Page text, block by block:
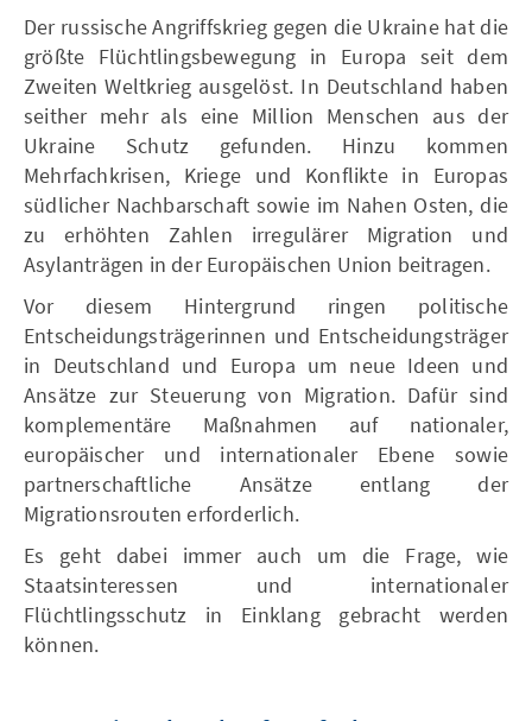
Der russische Angriffskrieg gegen die Ukraine hat die
größte Flüchtlingsbewegung in Europa seit dem
Zweiten Weltkrieg ausgelöst. In Deutschland haben
seither mehr als eine Million Menschen aus der
Ukraine Schutz gefunden. Hinzu kommen
Mehrfachkrisen, Kriege und Konflikte in Europas
südlicher Nachbarschaft sowie im Nahen Osten, die
zu erhöhten Zahlen irregulärer Migration und
Asylanträgen in der Europäischen Union beitragen.
Vor diesem Hintergrund ringen politische
Entscheidungsträgerinnen und Entscheidungsträger
in Deutschland und Europa um neue Ideen und
Ansätze zur Steuerung von Migration. Dafür sind
komplementäre Maßnahmen auf nationaler,
europäischer und internationaler Ebene sowie
partnerschaftliche Ansätze entlang der
Migrationsrouten erforderlich.
Es geht dabei immer auch um die Frage, wie
Staatsinteressen und internationaler
Flüchtlingsschutz in Einklang gebracht werden
können.